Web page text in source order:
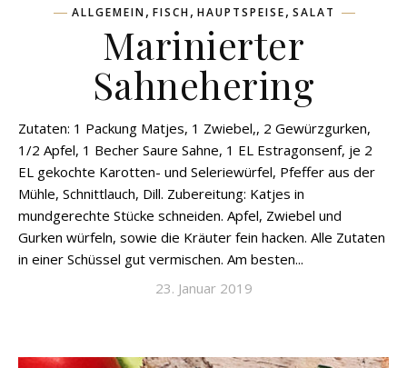
ALLGEMEIN, FISCH, HAUPTSPEISE, SALAT
Marinierter
Sahnehering
Zutaten: 1 Packung Matjes, 1 Zwiebel,, 2 Gewürzgurken,
1/2 Apfel, 1 Becher Saure Sahne, 1 EL Estragonsenf, je 2
EL gekochte Karotten- und Seleriewürfel, Pfeffer aus der
Mühle, Schnittlauch, Dill. Zubereitung: Katjes in
mundgerechte Stücke schneiden. Apfel, Zwiebel und
Gurken würfeln, sowie die Kräuter fein hacken. Alle Zutaten
in einer Schüssel gut vermischen. Am besten...
23. Januar 2019